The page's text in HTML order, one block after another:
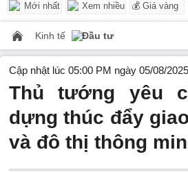
Mới nhất Xem nhiều 💰 Giá vàng
Kinh tế Đầu tư
Cập nhật lúc 05:00 PM ngày 05/08/2025
Thủ tướng yêu
dựng thúc đẩy
và đô thị thông